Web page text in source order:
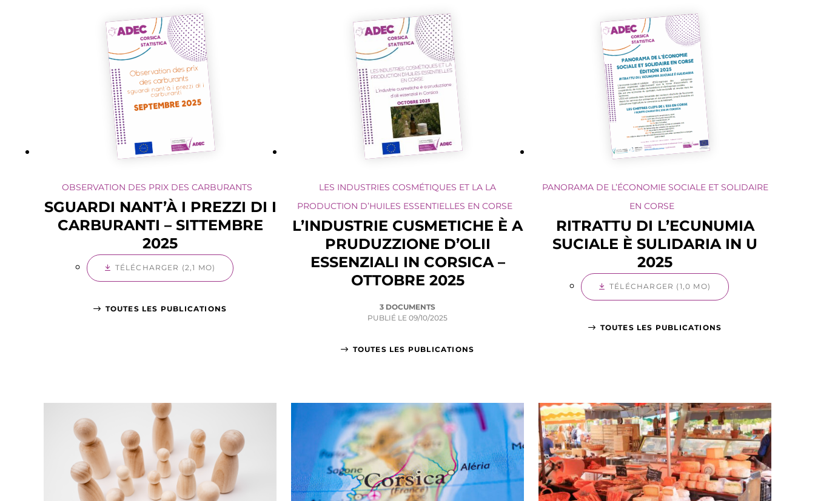
OBSERVATION DES PRIX DES CARBURANTS
SGUARDI NANT’À I PREZZI DI I
CARBURANTI – SITTEMBRE
2025
TÉLÉCHARGER (2,1 MO)
TOUTES LES PUBLICATIONS
LES INDUSTRIES COSMÉTIQUES ET LA LA
PRODUCTION D’HUILES ESSENTIELLES EN CORSE
L’INDUSTRIE CUSMETICHE È A
PRUDUZZIONE D’OLII
ESSENZIALI IN CORSICA –
OTTOBRE 2025
3 DOCUMENTS
PUBLIÉ LE 09/10/2025
TOUTES LES PUBLICATIONS
PANORAMA DE L’ÉCONOMIE SOCIALE ET SOLIDAIRE
EN CORSE
RITRATTU DI L’ECUNUMIA
SUCIALE È SULIDARIA IN U
2025
TÉLÉCHARGER (1,0 MO)
TOUTES LES PUBLICATIONS